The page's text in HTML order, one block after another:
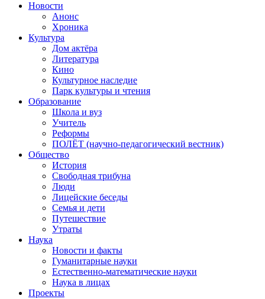
Новости
Анонс
Хроника
Культура
Дом актёра
Литература
Кино
Культурное наследие
Парк культуры и чтения
Образование
Школа и вуз
Учитель
Реформы
ПОЛЁТ (научно-педагогический вестник)
Общество
История
Свободная трибуна
Люди
Лицейские беседы
Семья и дети
Путешествие
Утраты
Наука
Новости и факты
Гуманитарные науки
Естественно-математические науки
Наука в лицах
Проекты